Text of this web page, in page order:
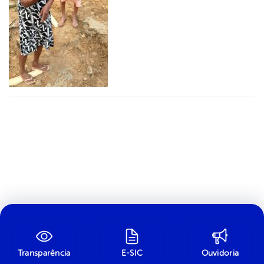
Transparência E-SIC Ouvidoria